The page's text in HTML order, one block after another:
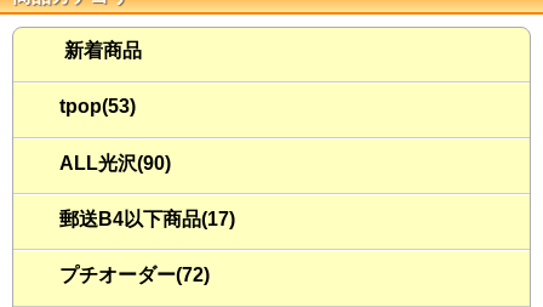
新着商品
tpop(53)
ALL光沢(90)
郵送B4以下商品(17)
プチオーダー(72)